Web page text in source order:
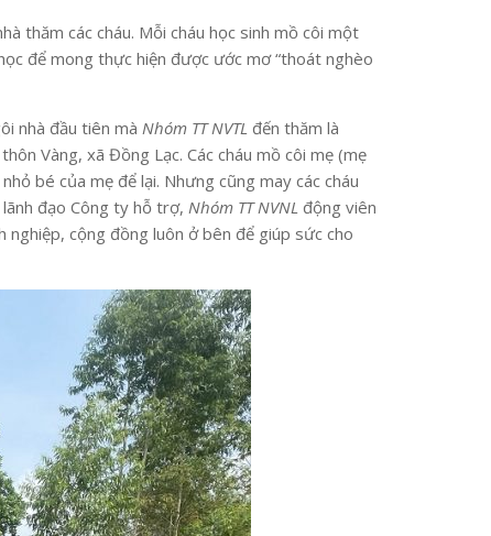
thăm các cháu. Mỗi cháu học sinh mồ côi một
để mong thực hiện được ước mơ “thoát nghèo
nhà đầu tiên mà Nhóm TT NVTL đến thăm là
Vàng, xã Đồng Lạc. Các cháu mồ côi mẹ (mẹ
bé của mẹ để lại. Nhưng cũng may các cháu
đạo Công ty hỗ trợ, Nhóm TT NVNL động viên
nghiệp, cộng đồng luôn ở bên để giúp sức cho